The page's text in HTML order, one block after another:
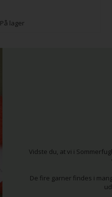
På lager
Vidste du, at vi i
De fire garner findes i